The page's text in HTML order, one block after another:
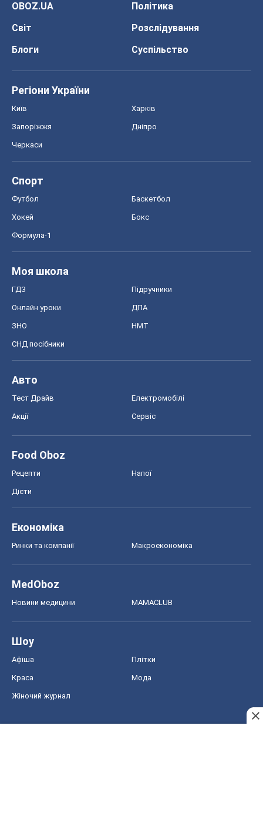
OBOZ.UA
Політика
Світ
Розслідування
Блоги
Суспільство
Регіони України
Київ Харків
Запоріжжя Дніпро
Черкаси
Спорт
Футбол Баскетбол
Хокей Бокс
Формула-1
Моя школа
ГДЗ Підручники
Онлайн уроки ДПА
ЗНО НМТ
СНД посібники
Авто
Тест Драйв Електромобілі
Акції Сервіс
Food Oboz
Рецепти Напої
Дієти
Економіка
Ринки та компанії Макроекономіка
MedOboz
Новини медицини MAMACLUB
Шоу
Афіша Плітки
Краса Мода
Жіночий журнал